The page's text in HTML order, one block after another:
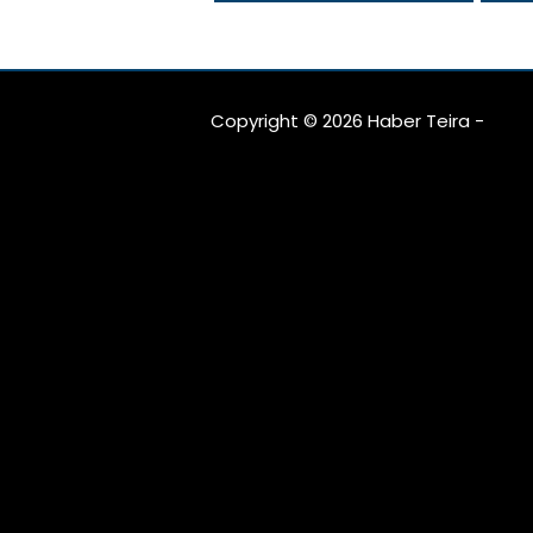
Talebi Sürerken
mu?
Copyright © 2026 Haber Teira -